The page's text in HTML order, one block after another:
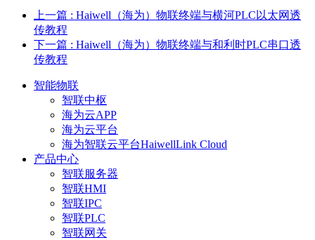
上一篇 : Haiwell（海为​）物联终端与横河PLC以太网透
传教程
下一篇 : Haiwell（海为）物联终端与和利时PLC串口透
传教程
智能物联
智联中枢
海为云APP
海为云平台
海为智联云平台HaiwellLink Cloud
产品中心
智联服务器
智联HMI
智联IPC
智联PLC
智联网关